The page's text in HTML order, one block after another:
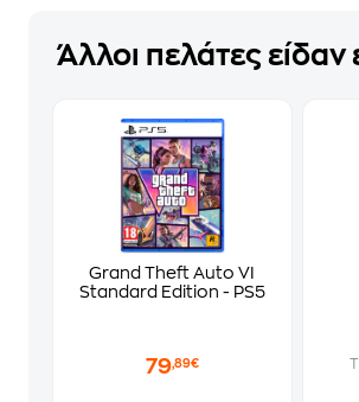
Άλλοι πελάτες είδαν
Grand Theft Auto VI
Standard Edition - PS5
79,89€